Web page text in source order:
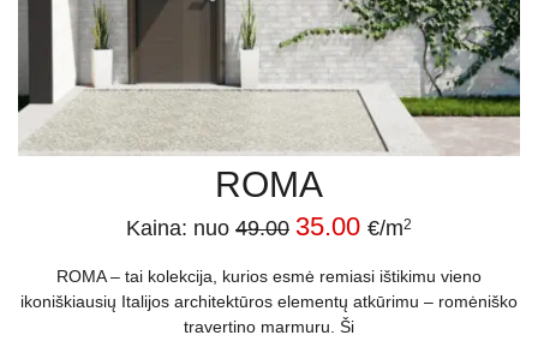
ROMA
Kaina: nuo 49.00 35.00 €/m2
ROMA – tai kolekcija, kurios esmė remiasi ištikimu vieno
ikoniškiausių Italijos architektūros elementų atkūrimu – romėniško
travertino marmuru. Ši